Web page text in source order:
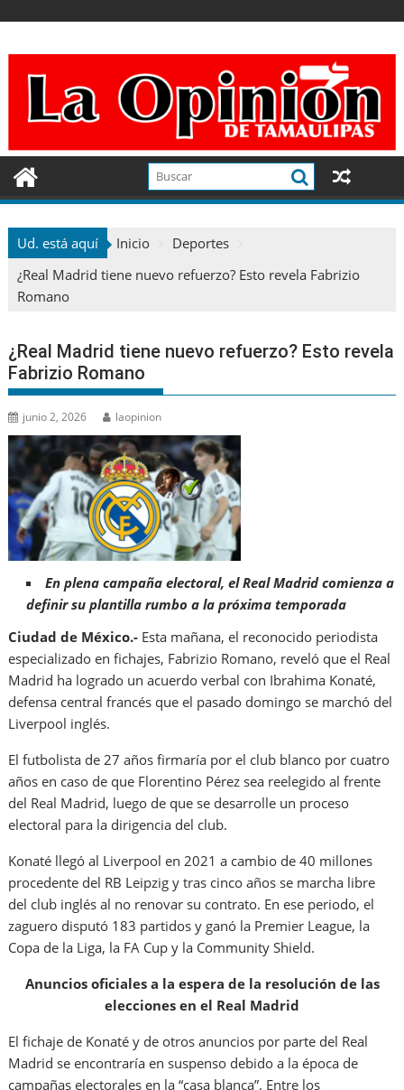
contenido
Ud. está aquí Inicio
Deportes
¿Real Madrid tiene nuevo refuerzo? Esto revela Fabrizio
Romano
¿Real Madrid tiene nuevo refuerzo? Esto revela
Fabrizio Romano
junio 2, 2026 laopinion
En plena campaña electoral, el Real Madrid comienza a
definir su plantilla rumbo a la próxima temporada
Ciudad de México.- Esta mañana, el reconocido periodista
especializado en fichajes, Fabrizio Romano, reveló que el Real
Madrid ha logrado un acuerdo verbal con Ibrahima Konaté,
defensa central francés que el pasado domingo se marchó del
Liverpool inglés.
El futbolista de 27 años firmaría por el club blanco por cuatro
años en caso de que Florentino Pérez sea reelegido al frente
del Real Madrid, luego de que se desarrolle un proceso
electoral para la dirigencia del club.
Konaté llegó al Liverpool en 2021 a cambio de 40 millones
procedente del RB Leipzig y tras cinco años se marcha libre
del club inglés al no renovar su contrato. En ese periodo, el
zaguero disputó 183 partidos y ganó la Premier League, la
Copa de la Liga, la FA Cup y la Community Shield.
Anuncios oficiales a la espera de la resolución de las
elecciones en el Real Madrid
El fichaje de Konaté y de otros anuncios por parte del Real
Madrid se encontraría en suspenso debido a la época de
campañas electorales en la “casa blanca”. Entre los